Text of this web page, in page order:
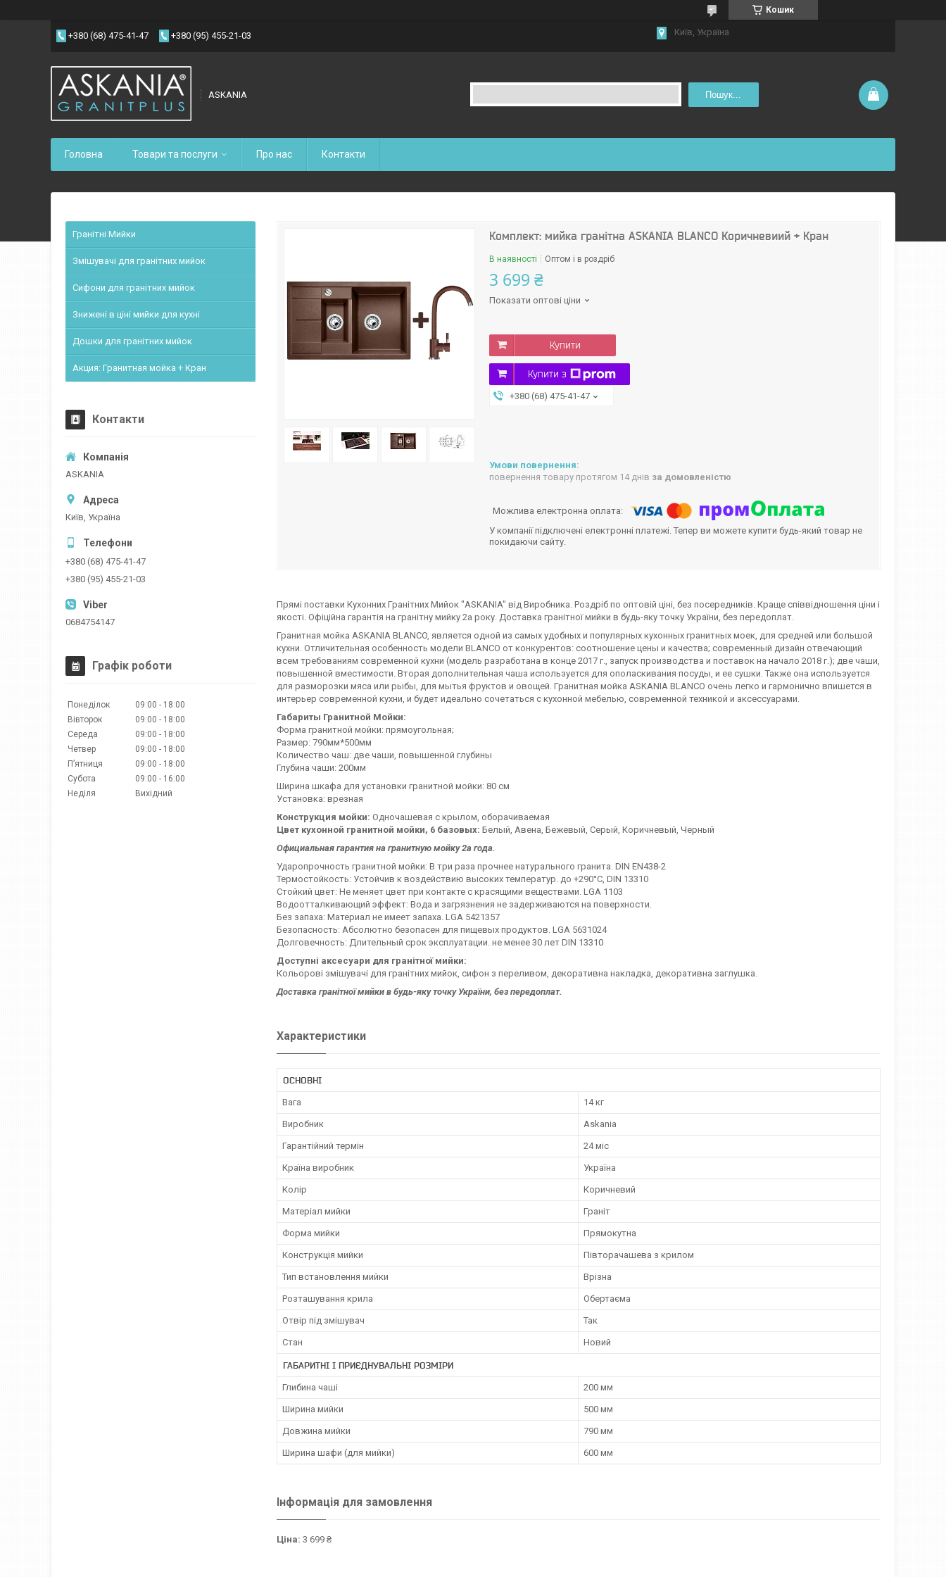
Кошик
+380 (68) 475-41-47 +380 (95) 455-21-03 Київ, Україна
ASKANIA Пошук...
Головна Товари та послуги Про нас Контакти
Комплект: мийка гранітна ASKANIA BLANCO Коричневиий + Кран
В наявності Оптом і в роздріб
3 699 ₴
Показати оптові ціни
Купити
Купити з
+380 (68) 475-41-47
повернення товару протягом 14 днів за домовленістю
У компанії підключені електронні платежі. Тепер ви можете купити будь-який товар не
покидаючи сайту.
Прямі поставки Кухонних Гранітних Мийок "ASKANIA" від Виробника. Роздріб по оптовій ціні, без посередників. Краще співвідношення ціни і
якості. Офіційна гарантія на гранітну мийку 2а року. Доставка гранітної мийки в будь-яку точку України, без передоплат.
Гранитная мойка ASKANIA BLANCO, является одной из самых удобных и популярных кухонных гранитных моек, для средней или большой
кухни. Отличительная особенность модели BLANCO от конкурентов: соотношение цены и качества; современный дизайн отвечающий
всем требованиям современной кухни (модель разработана в конце 2017 г., запуск производства и поставок на начало 2018 г.); две чаши,
повышенной вместимости. Вторая дополнительная чаша используется для ополаскивания посуды, и ее сушки. Также она используется
для разморозки мяса или рыбы, для мытья фруктов и овощей. Гранитная мойка ASKANIA BLANCO очень легко и гармонично впишется в
интерьер современной кухни, и будет идеально сочетаться с кухонной мебелью, современной техникой и аксессуарами.
Габариты Гранитной Мойки:
Форма гранитной мойки: прямоугольная;
Размер: 790мм*500мм
Количество чаш: две чаши, повышенной глубины
Глубина чаши: 200мм
Ширина шкафа для установки гранитной мойки: 80 см
Установка: врезная
Конструкция мойки: Одночашевая с крылом, оборачиваемая
Цвет кухонной гранитной мойки, 6 базовых: Белый, Авена, Бежевый, Серый, Коричневый, Черный
Официальная гарантия на гранитную мойку 2а года.
Ударопрочность гранитной мойки: В три раза прочнее натурального гранита. DIN EN438-2
Термостойкость: Устойчив к воздействию высоких температур. до +290°C, DIN 13310
Стойкий цвет: Не меняет цвет при контакте с красящими веществами. LGA 1103
Водоотталкивающий эффект: Вода и загрязнения не задерживаются на поверхности.
Без запаха: Материал не имеет запаха. LGA 5421357
Безопасность: Абсолютно безопасен для пищевых продуктов. LGA 5631024
Долговечность: Длительный срок эксплуатации. не менее 30 лет DIN 13310
Доступні аксесуари для гранітної мийки:
Кольорові змішувачі для гранітних мийок, сифон з переливом, декоративна накладка, декоративна заглушка.
Доставка гранітної мийки в будь-яку точку України, без передоплат.
Характеристики
ОСНОВНІ
Вага 14 кг
Виробник Askania
Гарантійний термін 24 міс
Країна виробник Україна
Колір Коричневий
Матеріал мийки Граніт
Форма мийки Прямокутна
Конструкція мийки Півторачашева з крилом
Тип встановлення мийки Врізна
Розташування крила Обертаєма
Отвір під змішувач Так
Стан Новий
ГАБАРИТНІ І ПРИЄДНУВАЛЬНІ РОЗМІРИ
Глибина чаші 200 мм
Ширина мийки 500 мм
Довжина мийки 790 мм
Ширина шафи (для мийки) 600 мм
Інформація для замовлення
Ціна: 3 699 ₴
Гранітні Мийки
Змішувачі для гранітних мийок
Сифони для гранітних мийок
Знижені в ціні мийки для кухні
Дошки для гранітних мийок
Акция: Гранитная мойка + Кран
Контакти
ASKANIA
Київ, Україна
+380 (68) 475-41-47
+380 (95) 455-21-03
0684754147
Графік роботи
Понеділок 09:00
18:00
Вівторок
09:00
18:00
Середа
09:00
18:00
Четвер
09:00
18:00
Пʼятниця
09:00
18:00
Субота
09:00
16:00
Неділя
Вихідний